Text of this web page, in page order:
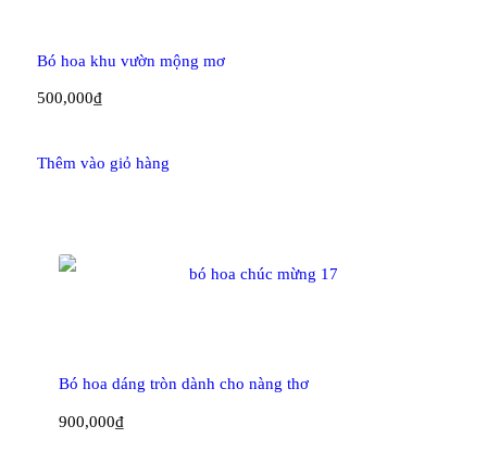
Bó hoa khu vườn mộng mơ
500,000₫
Thêm vào giỏ hàng
Bó hoa dáng tròn dành cho nàng thơ
900,000₫